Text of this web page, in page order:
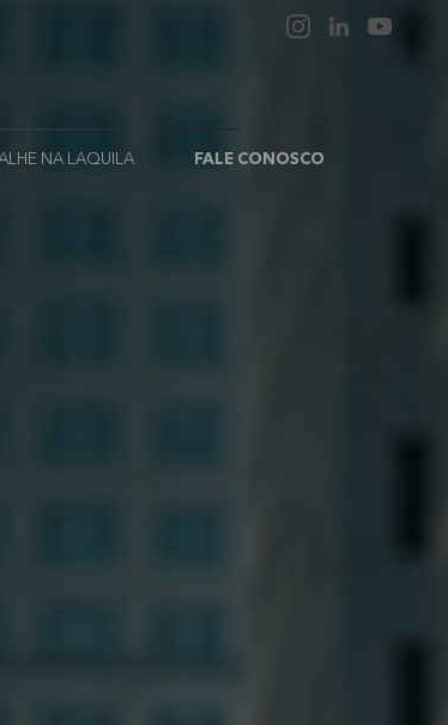
NA LAQUILA FALE CONOSCO